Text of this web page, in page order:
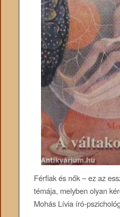
Férfiak és nők – ez az
témája, melyben olyan
Mohás Lívia író-